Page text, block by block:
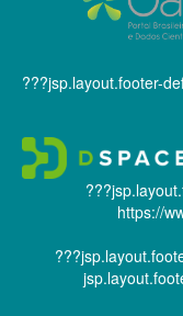
???jsp.layout.footer-
https://